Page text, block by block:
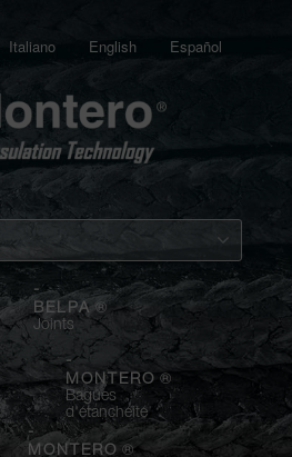
Español
English
Italiano
-
BELPA ®
Joints
-
MONTERO ®
Bagues
d'étanchéité
-
MONTERO ®